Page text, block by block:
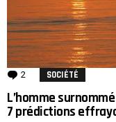
2 Comments
SOCIÉTÉ
L’homme
7 prédictions